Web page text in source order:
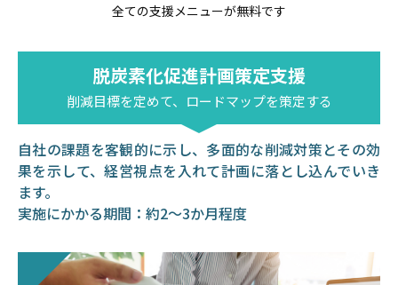
全ての支援メニューが無料です
脱炭素化促進計画策定支援
削減目標を定めて、ロードマップを策定する
自社の課題を客観的に示し、多面的な削減対策とその効
果を示して、経営視点を入れて計画に落とし込んでいき
ます。
実施にかかる期間：約2～3か月程度